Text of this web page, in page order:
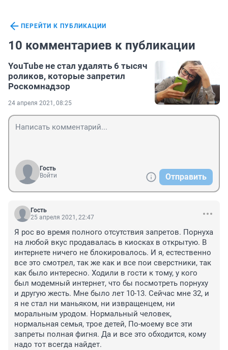
ПЕРЕЙТИ К ПУБЛИКАЦИИ
10 комментариев к публикации
YouTube не стал удалять 6 тысяч
роликов, которые запретил
Роскомнадзор
24 апреля 2021, 08:25
Гость
Войти
Отправить
Гость
25 апреля 2021, 22:47
Я рос во время полного отсутствия запретов. Порнуха
на любой вкус продавалась в киосках в открытую. В
интернете ничего не блокировалось. И я, естественно
все это смотрел, так же как и все пои сверстники, так
как было интересно. Ходили в гости к тому, у кого
был модемный интернет, что бы посмотреть порнуху
и другую жесть. Мне было лет 10-13. Сейчас мне 32, и
я не стал ни маньяком, ни извращенцем, ни
моральным уродом. Нормальный человек,
нормальная семья, трое детей, По-моему все эти
запреты полная фигня. Да и все это обходится, кому
надо тот всегда найдет.